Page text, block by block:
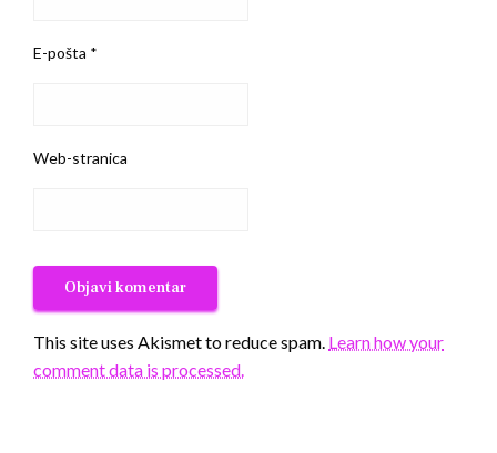
E-pošta *
Web-stranica
This site uses Akismet to reduce spam. Learn how your
comment data is processed.